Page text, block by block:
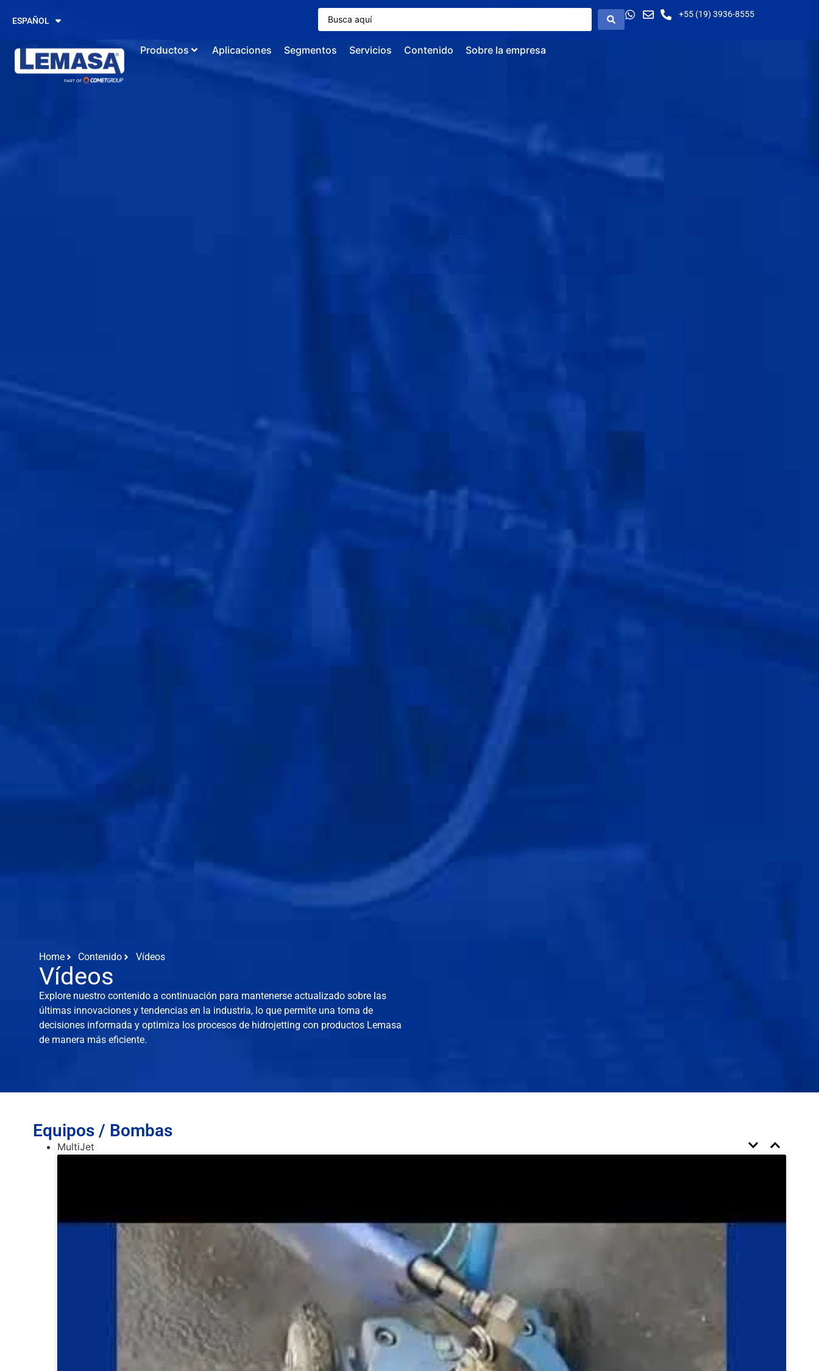
ESPAÑOL
ENGLISH
+55 (19) 3936-8555
Productos Aplicaciones Segmentos Servicios Contenido Sobre la empresa
Home Contenido Vídeos
Vídeos
Explore nuestro contenido a continuación para mantenerse actualizado sobre las
últimas innovaciones y tendencias en la industria, lo que permite una toma de
decisiones informada y optimiza los procesos de hidrojetting con productos Lemasa
de manera más eficiente.
Equipos / Bombas
MultiJet